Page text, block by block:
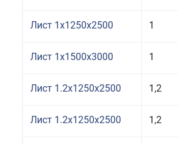
Лист 1x1250x2500 1
Лист 1x1500x3000 1
Лист 1.2x1250x2500 1,2
Лист 1.2x1250x2500 1,2